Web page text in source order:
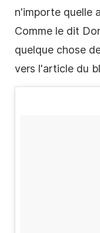
n'importe quelle
Comme le dit
quelque chose
vers l'article du